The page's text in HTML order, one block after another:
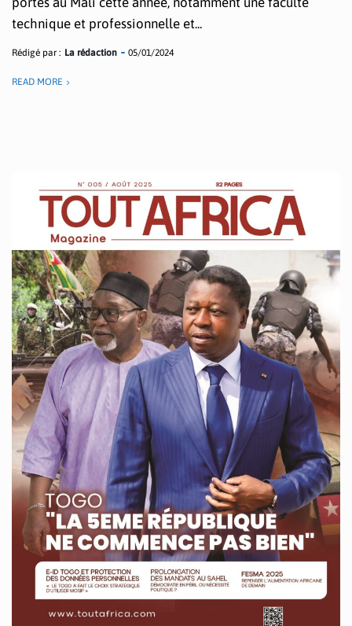
technique et professionnelle et...
Rédigé par : La rédaction 05/01/2024
READ MORE